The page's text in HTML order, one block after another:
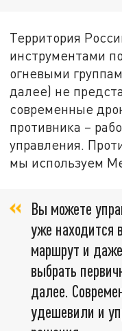
Территория
инструментами
огневыми
далее) не
современные
противника –
управления.
мы используем
Вы можете
уже находится
маршрут и
выбрать
далее.
удешевили и